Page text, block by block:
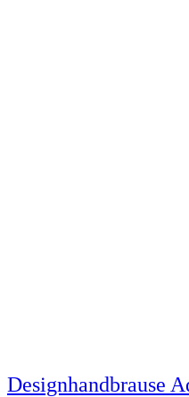
Designhandbrause